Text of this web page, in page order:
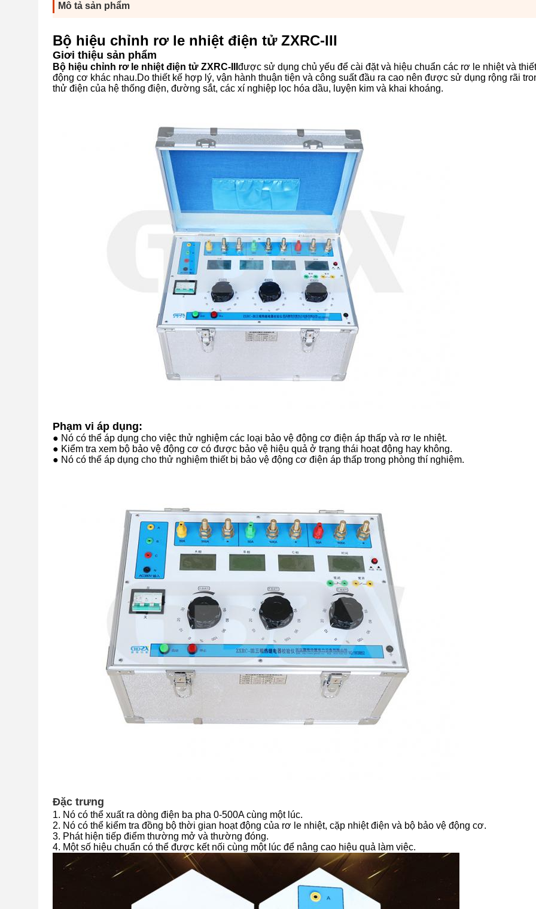
Mô tả sản phẩm
Bộ hiệu chỉnh rơ le nhiệt điện tử ZXRC-III
Giơi thiệu sản phẩm
Bộ hiệu chỉnh rơ le nhiệt điện tử ZXRC-III được sử dụng chủ yếu để cài đặt và hiệu chuẩn các rơ le nhiệt và
động cơ khác nhau.Do thiết kế hợp lý, vận hành thuận tiện và công suất đầu ra cao nên được sử dụng rộng rãi
thử điện của hệ thống điện, đường sắt, các xí nghiệp lọc hóa dầu, luyện kim và khai khoáng.
Phạm vi áp dụng:
● Nó có thể áp dụng cho việc thử nghiệm các loại bảo vệ động cơ điện áp thấp và rơ le nhiệt.
● Kiểm tra xem bộ bảo vệ động cơ có được bảo vệ hiệu quả ở trạng thái hoạt động hay không.
● Nó có thể áp dụng cho thử nghiệm thiết bị bảo vệ động cơ điện áp thấp trong phòng thí nghiệm.
Đặc trưng
1. Nó có thể xuất ra dòng điện ba pha 0-500A cùng một lúc.
2. Nó có thể kiểm tra đồng bộ thời gian hoạt động của rơ le nhiệt, cặp nhiệt điện và bộ bảo vệ động cơ.
3. Phát hiện tiếp điểm thường mở và thường đóng.
4. Một số hiệu chuẩn có thể được kết nối cùng một lúc để nâng cao hiệu quả làm việc.